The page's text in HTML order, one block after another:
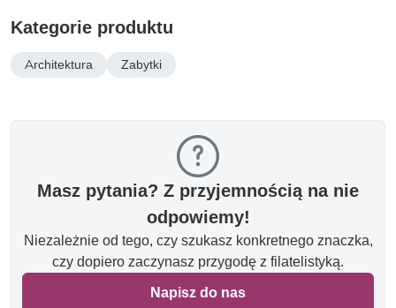
Kategorie produktu
Architektura Zabytki
Masz pytania? Z przyjemnością na nie
odpowiemy!
Niezależnie od tego, czy szukasz konkretnego znaczka,
czy dopiero zaczynasz przygodę z filatelistyką.
Napisz do nas